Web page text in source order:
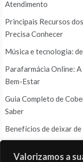
Valorizamos a
Atendimento
Principais Recursos
Precisa Conhecer
Música e tecnologia:
Parafarmácia Online: A
Bem-Estar
Guia Completo de
Saber
Benefícios de deixar